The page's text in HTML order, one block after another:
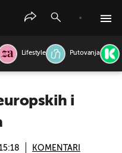
Lifestyle Putovanja
i
KOMENTARI